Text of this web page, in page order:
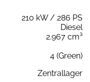
210 kW / 286 PS
Diesel
2.967 cm³
4 (Green)
Zentrallager